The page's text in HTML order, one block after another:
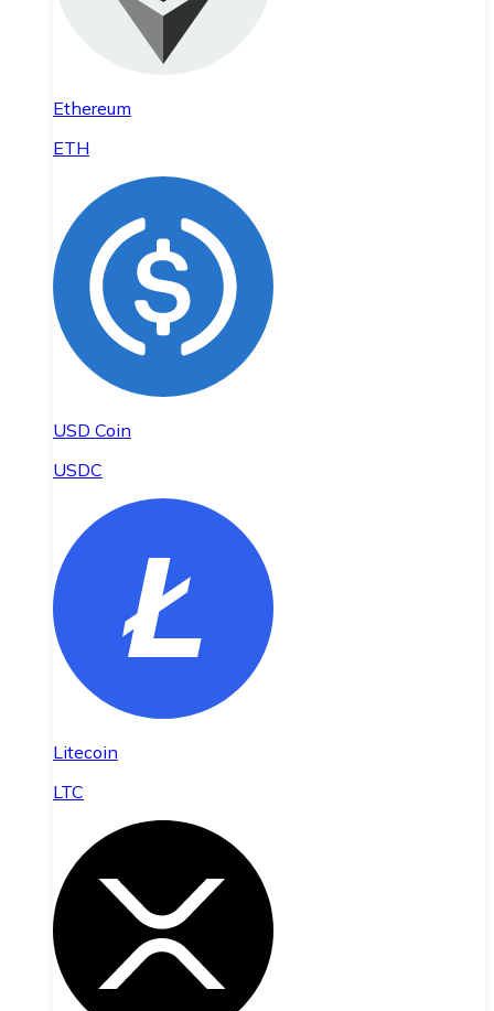
Ethereum
ETH
USD Coin
USDC
Litecoin
LTC